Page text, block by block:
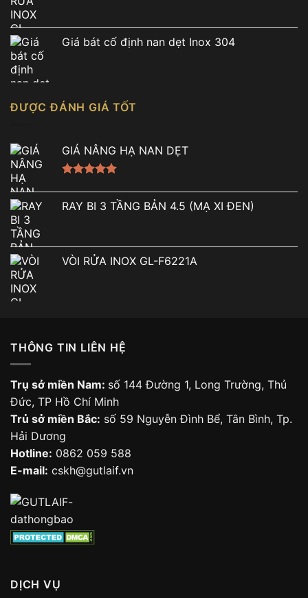
Giá bát cố định nan dẹt Inox 304
ĐƯỢC ĐÁNH GIÁ TỐT
GIÁ NÂNG HẠ NAN DẸT
hạng5.00
5 sao
RAY BI 3 TẦNG BẢN 4.5 (MẠ XI ĐEN)
VÒI RỬA INOX GL-F6221A
THÔNG TIN LIÊN HỆ
Trụ sở miền Nam: số 144 Đường 1, Long Trường, Thủ
Đức, TP Hồ Chí Minh
Trủ sở miền Bắc: số 59 Nguyễn Đình Bể, Tân Bình, Tp.
Hải Dương
Hotline: 0862 059 588
E-mail: cskh@gutlaif.vn
DỊCH VỤ